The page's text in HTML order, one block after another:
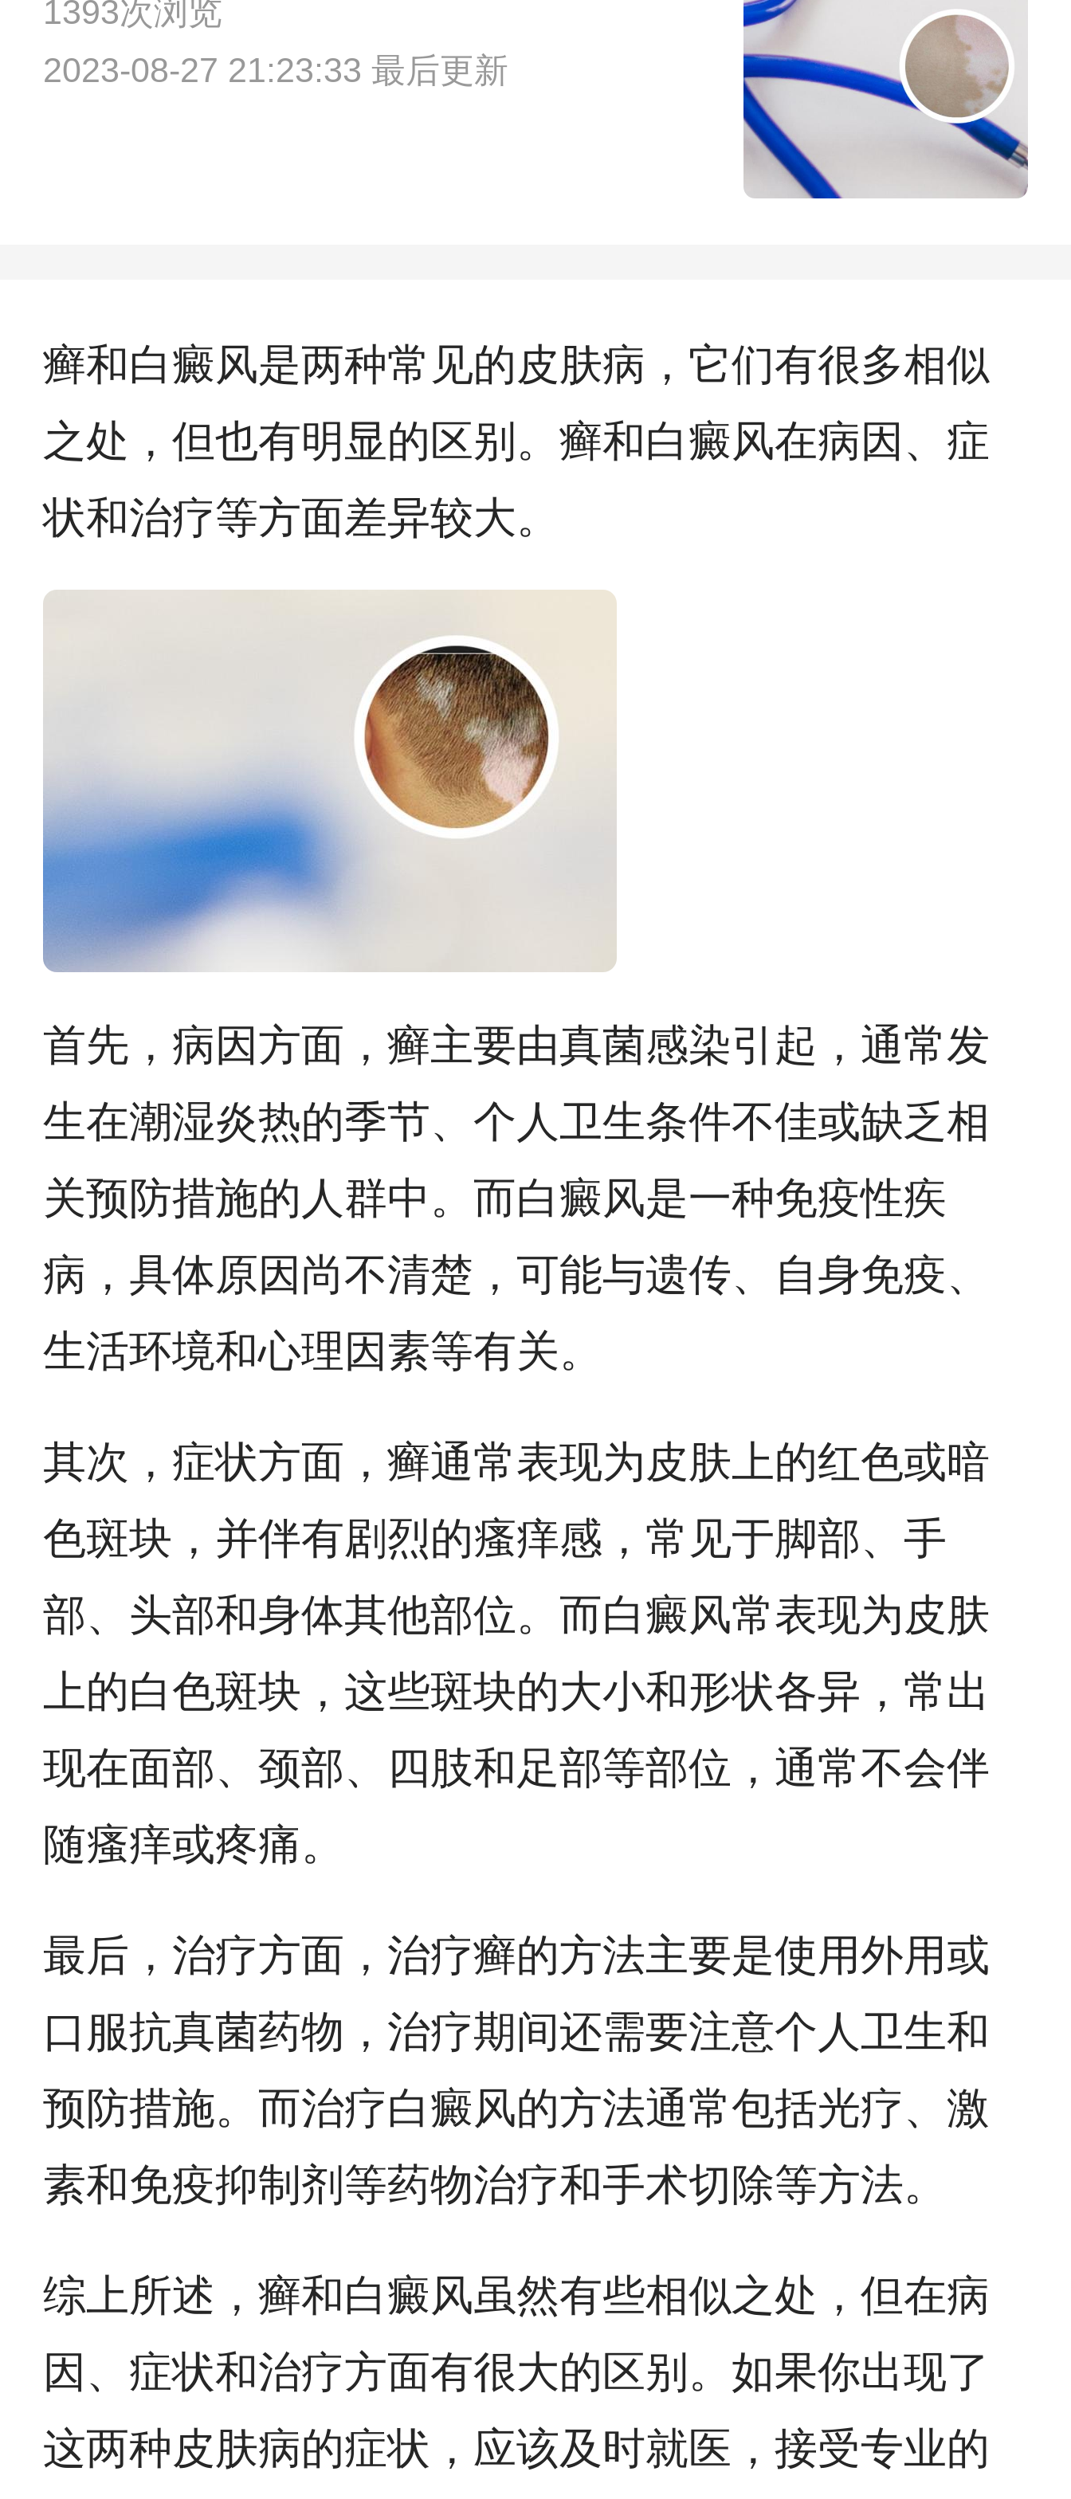
1393次浏览
2023-08-27 21:23:33 最后更新
癣和白癜风是两种常见的皮肤病，它们有很多相似
之处，但也有明显的区别。癣和白癜风在病因、症
状和治疗等方面差异较大。
首先，病因方面，癣主要由真菌感染引起，通常发
生在潮湿炎热的季节、个人卫生条件不佳或缺乏相
关预防措施的人群中。而白癜风是一种免疫性疾
病，具体原因尚不清楚，可能与遗传、自身免疫、
生活环境和心理因素等有关。
其次，症状方面，癣通常表现为皮肤上的红色或暗
色斑块，并伴有剧烈的瘙痒感，常见于脚部、手
部、头部和身体其他部位。而白癜风常表现为皮肤
上的白色斑块，这些斑块的大小和形状各异，常出
现在面部、颈部、四肢和足部等部位，通常不会伴
随瘙痒或疼痛。
最后，治疗方面，治疗癣的方法主要是使用外用或
口服抗真菌药物，治疗期间还需要注意个人卫生和
预防措施。而治疗白癜风的方法通常包括光疗、激
素和免疫抑制剂等药物治疗和手术切除等方法。
综上所述，癣和白癜风虽然有些相似之处，但在病
因、症状和治疗方面有很大的区别。如果你出现了
这两种皮肤病的症状，应该及时就医，接受专业的